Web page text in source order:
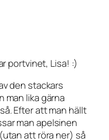
portvinet, Lisa! :)
den stackars
man lika gärna
Efter att man hällt
man apelsinen
att röra ner) så